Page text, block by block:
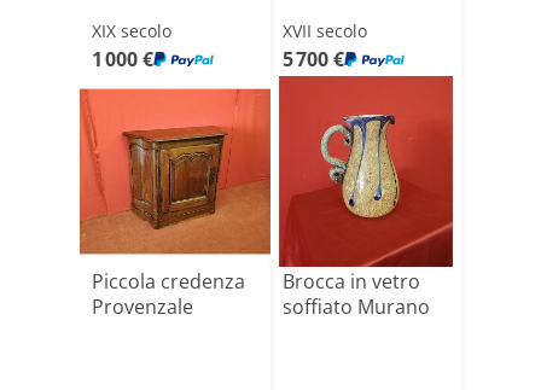
XIX secolo
1 000 €
XVII secolo
5 700 €
Piccola credenza
Provenzale
Brocca in vetro
soffiato Murano